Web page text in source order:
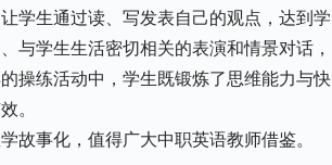
学生通过读、写发表自己的观点，达到学
与学生生活密切相关的表演和情景对话，
操练活动中，学生既锻炼了思维能力与快
。
故事化，值得广大中职英语教师借鉴。